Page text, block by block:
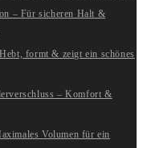
– Für sicheren Halt &
formt & zeigt ein schönes
– Komfort &
Volumen für ein